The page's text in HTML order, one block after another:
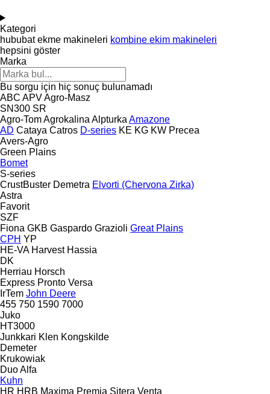
Kategori
hububat ekme makineleri kombine ekim makineleri
hepsini göster
Marka
Bu sorgu için hiç sonuç bulunamadı
ABC APVAgro-Masz
SN300 SR
Agro-TomAgrokalina Alpturka Amazone
AD Cataya Catros D-series KE KG KW Precea
Avers-Agro
Green Plains
Bomet
S-series
CrustBuster Demetra Elvorti (Chervona Zirka)
Astra
Favorit
SZF
Fiona GKB Gaspardo Grazioli Great Plains
CPH YP
HE-VA Harvest Hassia
DK
Herriau Horsch
Express Pronto Versa
IrTem John Deere
455 750 1590 7000
Juko
HT3000
Junkkari Klen Kongskilde
Demeter
Krukowiak
Duo Alfa
Kuhn
HR HRB Maxima Premia Sitera Venta